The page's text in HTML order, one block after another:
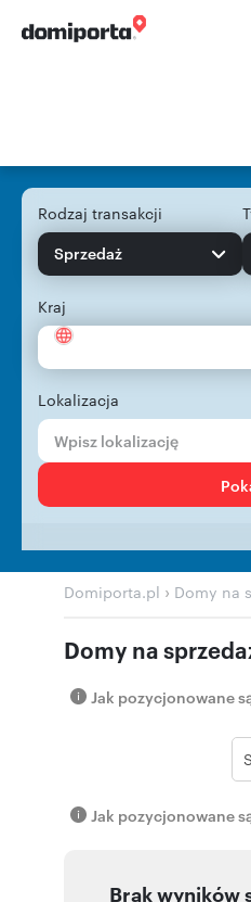
Rodzaj transakcji
Sprzedaż
Kraj
Lokalizacja
Domiporta.pl › Domy na
Domy na
Jak pozycjonowane
Jak pozycjonowane
Brak wyników